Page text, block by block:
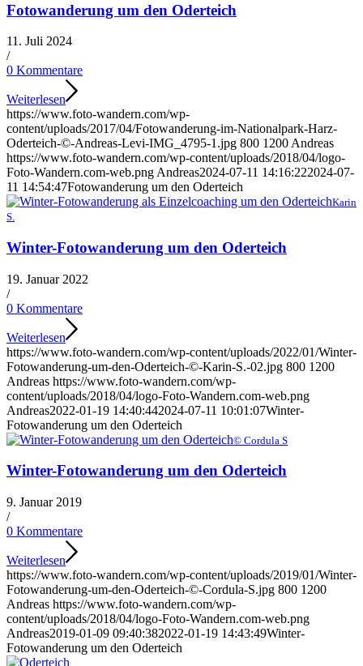
Fotowanderung um den Oderteich
11. Juli 2024
/
0 Kommentare
Weiterlesen
https://www.foto-wandern.com/wp-
content/uploads/2017/04/Fotowanderung-im-Nationalpark-Harz-
Oderteich-©-Andreas-Levi-IMG_4795-1.jpg 800 1200 Andreas
https://www.foto-wandern.com/wp-content/uploads/2018/04/logo-
Foto-Wandern.com-web.png Andreas2024-07-11 14:16:222024-07-
11 14:54:47Fotowanderung um den Oderteich
Karin
S.
Winter-Fotowanderung um den Oderteich
19. Januar 2022
/
0 Kommentare
Weiterlesen
https://www.foto-wandern.com/wp-content/uploads/2022/01/Winter-
Fotowanderung-um-den-Oderteich-©-Karin-S.-02.jpg 800 1200
Andreas https://www.foto-wandern.com/wp-
content/uploads/2018/04/logo-Foto-Wandern.com-web.png
Andreas2022-01-19 14:40:442024-07-11 10:01:07Winter-
Fotowanderung um den Oderteich
© Cordula S
Winter-Fotowanderung um den Oderteich
9. Januar 2019
/
0 Kommentare
Weiterlesen
https://www.foto-wandern.com/wp-content/uploads/2019/01/Winter-
Fotowanderung-um-den-Oderteich-©-Cordula-S.jpg 800 1200
Andreas https://www.foto-wandern.com/wp-
content/uploads/2018/04/logo-Foto-Wandern.com-web.png
Andreas2019-01-09 09:40:382022-01-19 14:43:49Winter-
Fotowanderung um den Oderteich